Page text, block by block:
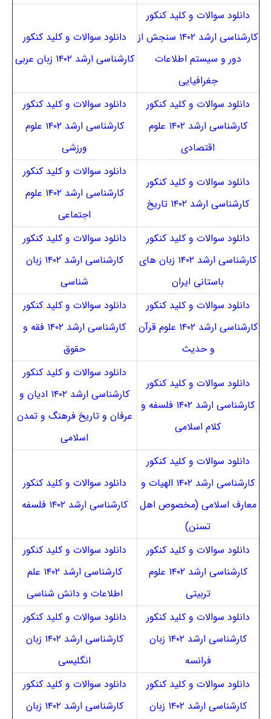
دانلود سوالات و کلید کنکور
کارشناسی ارشد ۱۴۰۲ سنجش از
دور و سیستم اطلاعات
جغرافیایی
دانلود سوالات و کلید کنکور
کارشناسی ارشد ۱۴۰۲ زبان عربی
دانلود سوالات و کلید کنکور
کارشناسی ارشد ۱۴۰۲ علوم
اقتصادی
دانلود سوالات و کلید کنکور
کارشناسی ارشد ۱۴۰۲ علوم
ورزشی
دانلود سوالات و کلید کنکور
کارشناسی ارشد ۱۴۰۲ تاریخ
دانلود سوالات و کلید کنکور
کارشناسی ارشد ۱۴۰۲ علوم
اجتماعی
دانلود سوالات و کلید کنکور
کارشناسی ارشد ۱۴۰۲ زبان های
باستانی ایران
دانلود سوالات و کلید کنکور
کارشناسی ارشد ۱۴۰۲ زبان
شناسی
دانلود سوالات و کلید کنکور
کارشناسی ارشد ۱۴۰۲ علوم قرآن
و حدیث
دانلود سوالات و کلید کنکور
کارشناسی ارشد ۱۴۰۲ فقه و
حقوق
دانلود سوالات و کلید کنکور
کارشناسی ارشد ۱۴۰۲ فلسفه و
کلام اسلامی
دانلود سوالات و کلید کنکور
کارشناسی ارشد ۱۴۰۲ ادیان و
عرفان و تاریخ فرهنگ و تمدن
اسلامی
دانلود سوالات و کلید کنکور
کارشناسی ارشد ۱۴۰۲ الهیات و
معارف اسلامی (مخصوص اهل
تسنن)
دانلود سوالات و کلید کنکور
کارشناسی ارشد ۱۴۰۲ فلسفه
دانلود سوالات و کلید کنکور
کارشناسی ارشد ۱۴۰۲ علوم
تربیتی
دانلود سوالات و کلید کنکور
کارشناسی ارشد ۱۴۰۲ علم
اطلاعات و دانش شناسی
دانلود سوالات و کلید کنکور
کارشناسی ارشد ۱۴۰۲ زبان
فرانسه
دانلود سوالات و کلید کنکور
کارشناسی ارشد ۱۴۰۲ زبان
انگلیسی
دانلود سوالات و کلید کنکور
کارشناسی ارشد ۱۴۰۲ زبان
دانلود سوالات و کلید کنکور
کارشناسی ارشد ۱۴۰۲ زبان